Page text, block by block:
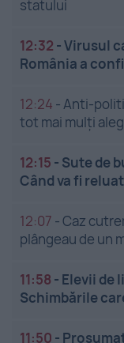
statului
12:32 -Virusul
România a
12:24 -Anti-
tot mai mulți
12:15 - Sute de
Când va fi
12:07 -Caz
plângeau de un
11:58 - Elevii de
Schimbările
11:50 -